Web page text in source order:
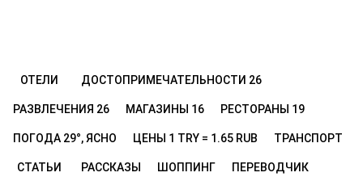
ОТЕЛИ ДОСТОПРИМЕЧАТЕЛЬНОСТИ 26
РАЗВЛЕЧЕНИЯ 26 МАГАЗИНЫ 16 РЕСТОРАНЫ 19
ПОГОДА 29°, ЯСНО ЦЕНЫ 1 TRY = 1.65 RUB ТРАНСПОРТ
СТАТЬИ РАССКАЗЫ ШОППИНГ ПЕРЕВОДЧИК